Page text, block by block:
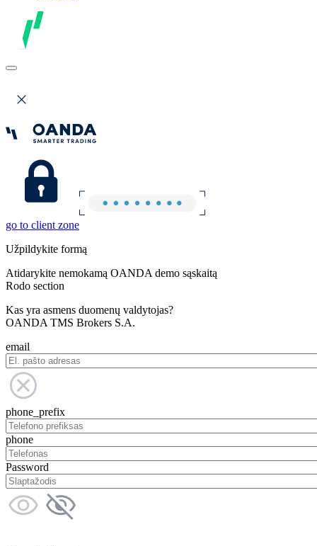
go to client zone
Užpildykite formą
Atidarykite nemokamą OANDA demo sąskaitą
Rodo section
Kas yra asmens duomenų valdytojas?
OANDA TMS Brokers S.A.
email
phone_prefix
phone
Password